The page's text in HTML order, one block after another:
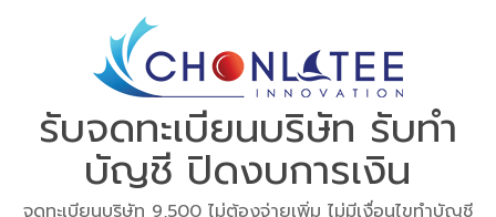
รับจดทะเบียนบริษัท รับทำ
บัญชี ปิดงบการเงิน
จดทะเบียนบริษัท 9,500 ไม่ต้องจ่ายเพิ่ม ไม่มีเงื่อนไขทำบัญชี